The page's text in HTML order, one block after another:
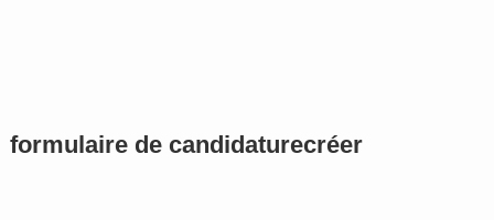
formulaire de candidaturecréer